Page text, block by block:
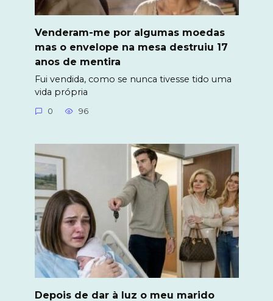
Venderam-me por algumas moedas
mas o envelope na mesa destruiu 17
anos de mentira
Fui vendida, como se nunca tivesse tido uma
vida própria
0 96
Depois de dar à luz o meu marido